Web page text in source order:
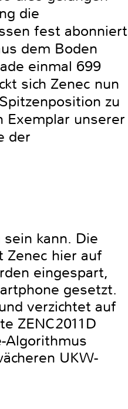
die
fest abonniert
dem Boden
einmal 699
sich Zenec nun
zu
Exemplar unserer
der
kann. Die
Zenec hier auf
eingespart,
gesetzt.
verzichtet auf
ZENC2011D
Algorithmus
UKW-